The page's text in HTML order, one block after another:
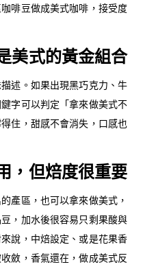
啡豆做成美式咖啡，接受度
美式的黃金組合
述。如果出現黑巧克力、牛
字可以判定「拿來做美式不
住，甜感不會消失，口感也
，但焙度很重要
產區，也可以拿來做美式，
，加水後很容易只剩果酸與
說，中焙設定、或是花果香
斂，香氣還在，做成美式反